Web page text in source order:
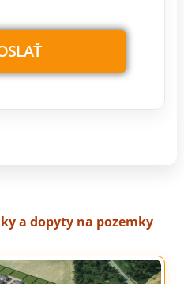
a dopyty na pozemky